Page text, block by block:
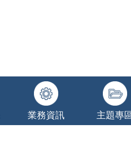
業務資訊 主題專